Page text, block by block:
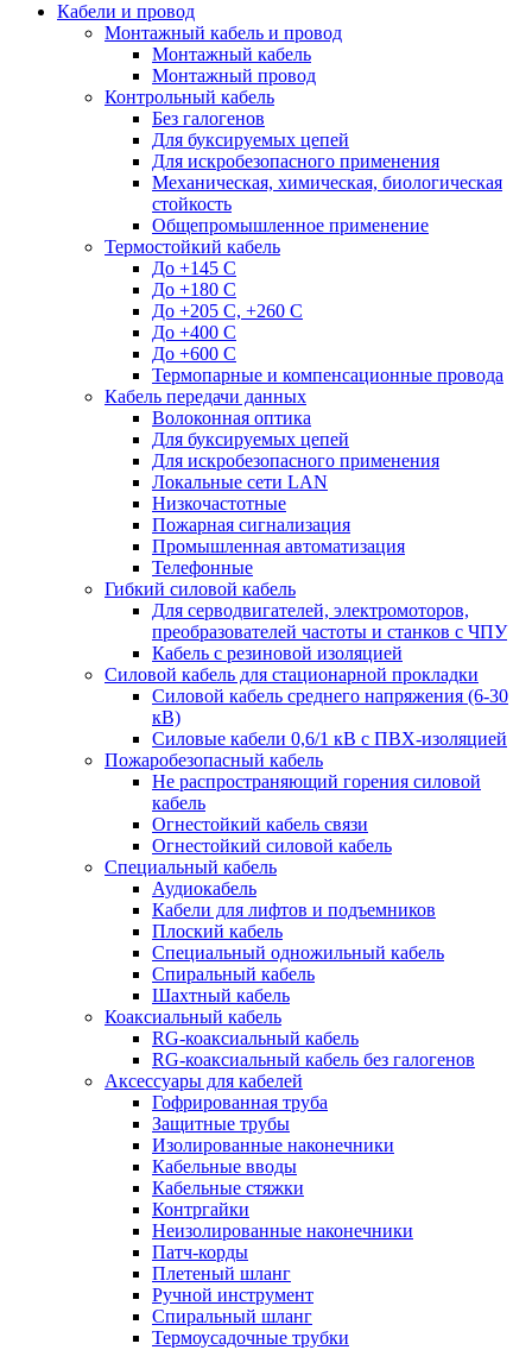
Кабели и провод
Монтажный кабель и провод
Монтажный кабель
Монтажный провод
Контрольный кабель
Без галогенов
Для буксируемых цепей
Для искробезопасного применения
Механическая, химическая, биологическая
стойкость
Общепромышленное применение
Термостойкий кабель
До +145 С
До +180 C
До +205 С, +260 С
До +400 C
До +600 С
Термопарные и компенсационные провода
Кабель передачи данных
Волоконная оптика
Для буксируемых цепей
Для искробезопасного применения
Локальные сети LAN
Низкочастотные
Пожарная сигнализация
Промышленная автоматизация
Телефонные
Гибкий силовой кабель
Для серводвигателей, электромоторов,
преобразователей частоты и станков с ЧПУ
Кабель с резиновой изоляцией
Силовой кабель для стационарной прокладки
Силовой кабель среднего напряжения (6-30
кВ)
Силовые кабели 0,6/1 кВ с ПВХ-изоляцией
Пожаробезопасный кабель
Не распространяющий горения силовой
кабель
Огнестойкий кабель связи
Огнестойкий силовой кабель
Специальный кабель
Аудиокабель
Кабели для лифтов и подъемников
Плоский кабель
Специальный одножильный кабель
Спиральный кабель
Шахтный кабель
Коаксиальный кабель
RG-коаксиальный кабель
RG-коаксиальный кабель без галогенов
Аксессуары для кабелей
Гофрированная труба
Защитные трубы
Изолированные наконечники
Кабельные вводы
Кабельные стяжки
Контргайки
Неизолированные наконечники
Патч-корды
Плетеный шланг
Ручной инструмент
Спиральный шланг
Термоусадочные трубки